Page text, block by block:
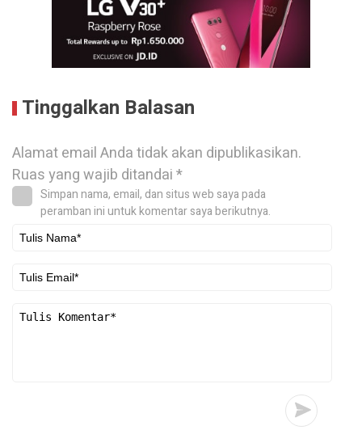
Tinggalkan Balasan
Alamat email Anda tidak akan dipublikasikan.
Ruas yang wajib ditandai*
Simpan nama, email, dan situs web saya pada
peramban ini untuk komentar saya berikutnya.